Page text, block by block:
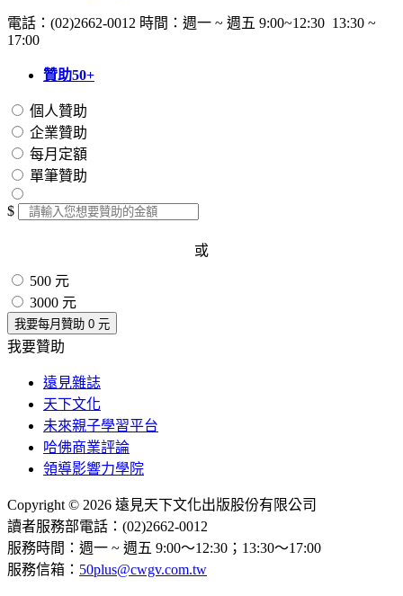
電話：(02)2662-0012 時間：週一 ~ 週五 9:00~12:30 13:30 ~
17:00
贊助50+
個人贊助
企業贊助
每月定額
單筆贊助
$
或
500 元
3000 元
我要每月贊助 0 元
我要贊助
遠見雜誌
天下文化
未來親子學習平台
哈佛商業評論
領導影響力學院
Copyright © 2026 遠見天下文化出版股份有限公司
讀者服務部電話：(02)2662-0012
服務時間：週一 ~ 週五 9:00～12:30；13:30～17:00
服務信箱： 50plus@cwgv.com.tw